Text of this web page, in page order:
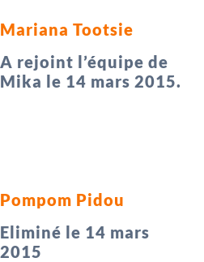
Mariana Tootsie
A rejoint l’équipe de
Mika le 14 mars 2015.
Pompom Pidou
Eliminé le 14 mars
2015